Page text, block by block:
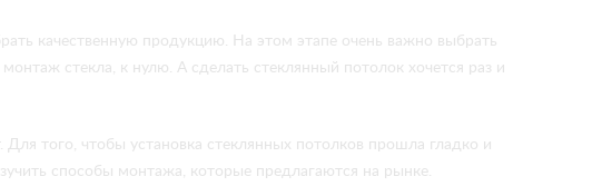
качественную продукцию. На этом этапе очень важно выбрать
стекла, к нулю. А сделать стеклянный потолок хочется раз и
того, чтобы установка стеклянных потолков прошла гладко и
способы монтажа, которые предлагаются на рынке.